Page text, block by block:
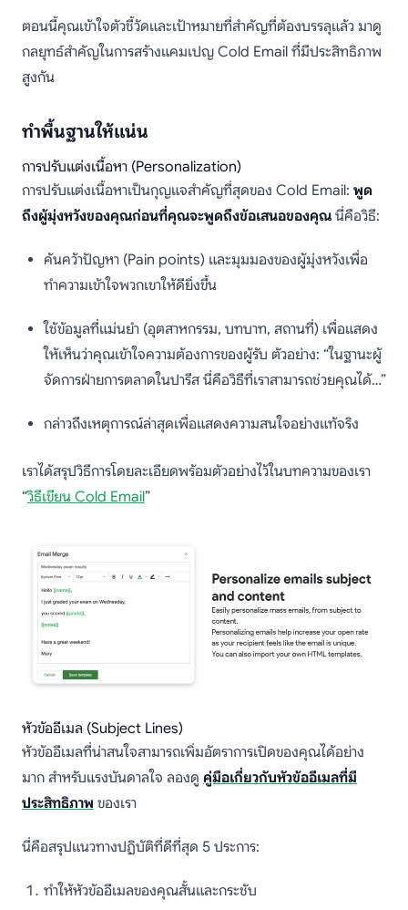
ตอนนี้คุณเข้าใจตัวชี้วัดและเป้าหมายที่สำคัญที่ต้องบรรลุแล้ว มาดู
กลยุทธ์สำคัญในการสร้างแคมเปญ Cold Email ที่มีประสิทธิภาพ
สูงกัน
ทำพื้นฐานให้แน่น
การปรับแต่งเนื้อหา (Personalization)
การปรับแต่งเนื้อหาเป็นกุญแจสำคัญที่สุดของ Cold Email: พูด
ถึงผู้มุ่งหวังของคุณก่อนที่คุณจะพูดถึงข้อเสนอของคุณ นี่คือวิธี:
ค้นคว้าปัญหา (Pain points) และมุมมองของผู้มุ่งหวังเพื่อ
ทำความเข้าใจพวกเขาให้ดียิ่งขึ้น
ใช้ข้อมูลที่แม่นยำ (อุตสาหกรรม, บทบาท, สถานที่) เพื่อแสดง
ให้เห็นว่าคุณเข้าใจความต้องการของผู้รับ ตัวอย่าง: “ในฐานะผู้
จัดการฝ่ายการตลาดในปารีส นี่คือวิธีที่เราสามารถช่วยคุณได้…”
กล่าวถึงเหตุการณ์ล่าสุดเพื่อแสดงความสนใจอย่างแท้จริง
เราได้สรุปวิธีการโดยละเอียดพร้อมตัวอย่างไว้ในบทความของเรา
“วิธีเขียน Cold Email”
หัวข้ออีเมล (Subject Lines)
หัวข้ออีเมลที่น่าสนใจสามารถเพิ่มอัตราการเปิดของคุณได้อย่าง
มาก สำหรับแรงบันดาลใจ ลองดู คู่มือเกี่ยวกับหัวข้ออีเมลที่มี
ประสิทธิภาพ ของเรา
นี่คือสรุปแนวทางปฏิบัติที่ดีที่สุด 5 ประการ:
ทำให้หัวข้ออีเมลของคุณสั้นและกระชับ